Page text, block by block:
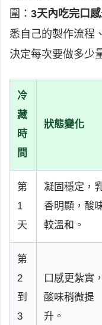
圍： 3天內吃完口
悉自己的製作流程
決定每次要做多少
冷
藏
時
間
狀態變化
第
1
天
凝固穩定，
香明顯，酸
較溫和。
第
2
到
3
口感更紮實，
酸味稍微提
升。